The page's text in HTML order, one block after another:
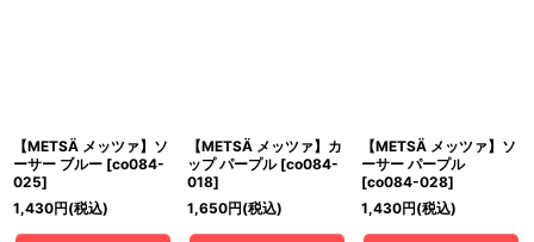
【METSÄ メッツァ】ソ
ーサー ブルー [co084-
025]
1,430円(税込)
【METSÄ メッツァ】カ
ップ パープル [co084-
018]
1,650円(税込)
【METSÄ メッツァ】ソ
ーサー パープル
[co084-028]
1,430円(税込)